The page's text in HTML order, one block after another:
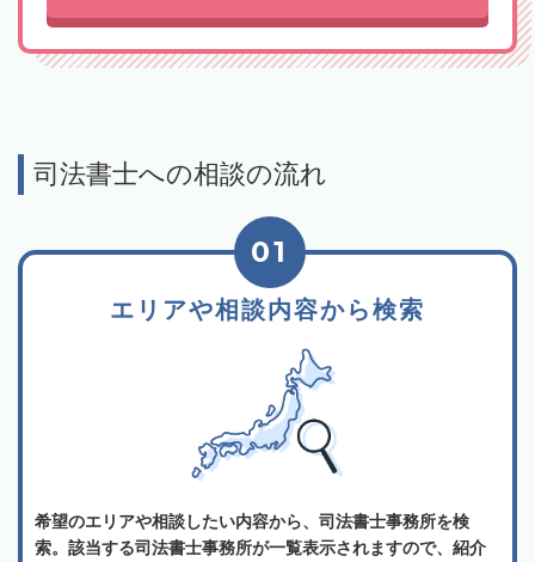
司法書士への相談の流れ
エリアや相談内容から検索
01
希望のエリアや相談したい内容から、司法書士事務所を検
索。該当する司法書士事務所が一覧表示されますので、紹介